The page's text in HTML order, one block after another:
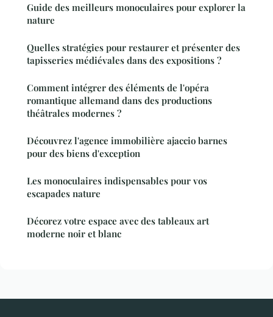
Guide des meilleurs monoculaires pour explorer la
nature
Quelles stratégies pour restaurer et présenter des
tapisseries médiévales dans des expositions ?
Comment intégrer des éléments de l'opéra
romantique allemand dans des productions
théâtrales modernes ?
Découvrez l'agence immobilière ajaccio barnes
pour des biens d'exception
Les monoculaires indispensables pour vos
escapades nature
Décorez votre espace avec des tableaux art
moderne noir et blanc